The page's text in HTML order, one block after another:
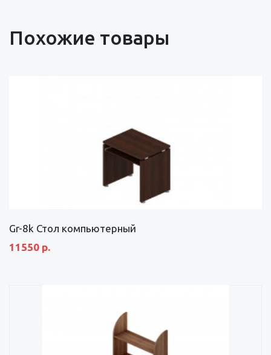
Похожие товары
Gr-8k Стол компьютерный
11550 р.